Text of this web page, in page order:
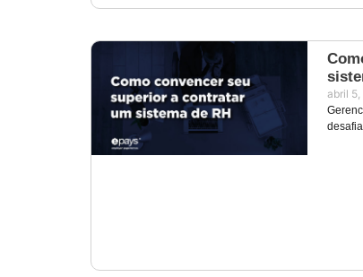
abril